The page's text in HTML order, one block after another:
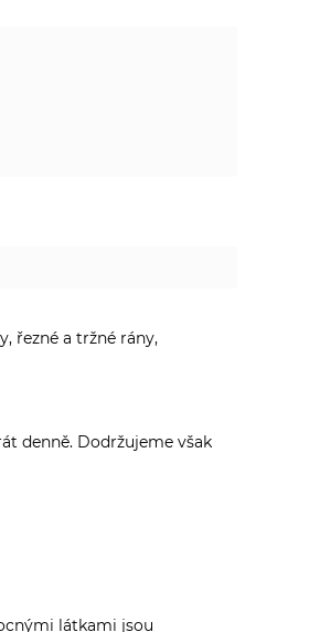
řezné a tržné rány,
denně. Dodržujeme však
látkami jsou